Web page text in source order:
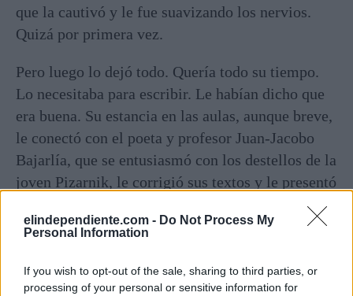
elindependiente.com - Do Not Process My
Personal Information
If you wish to opt-out of the sale, sharing to third parties, or
processing of your personal or sensitive information for
que la cautivó y le fue suavizando los nervios.
Quizá por primera vez.
Pero luego lo dejó todo. Quería todo su tiempo.
Lo necesitaba para escribir. Le habían dicho que
era buena. Su estancia en las aulas, aunque breve,
le conectó con el poeta y profesor Juan-Jacobo
Bajarlía, que se entusiasmó con los destellos de la
joven Pizarnik, le corrigió sus textos y le presentó
Fue un momento clave en su carrera. Su escritura
estaba tomando sitio y además conoció a León
Ostrov, su psicólogo, quien le inculcó la idea de